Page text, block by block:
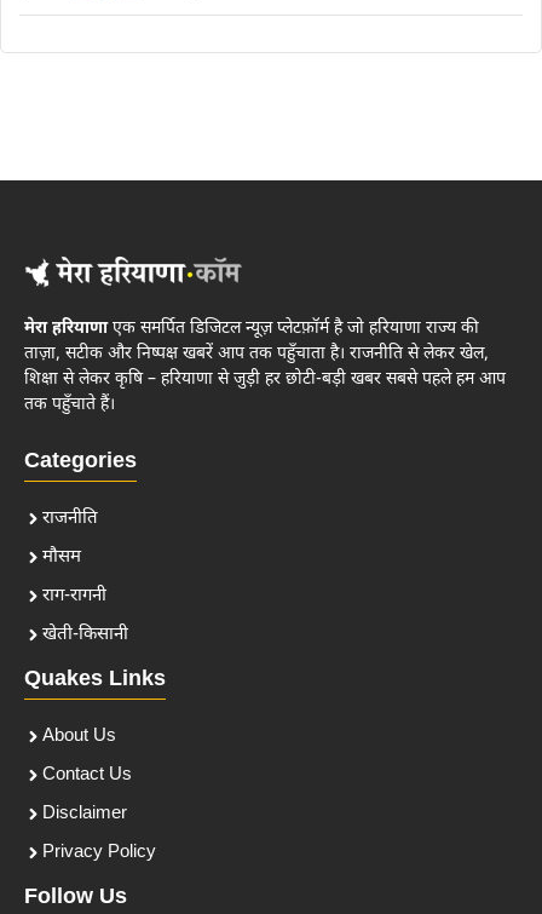
मेरा हरियाणाएक समर्पित डिजिटल न्यूज़ प्लेटफ़ॉर्म है जो हरियाणा राज्य की
ताज़ा, सटीक और निष्पक्ष खबरें आप तक पहुँचाता है। राजनीति से लेकर खेल,
शिक्षा से लेकर कृषि – हरियाणा से जुड़ी हर छोटी-बड़ी खबर सबसे पहले हम आप
तक पहुँचाते हैं।
Categories
राजनीति
मौसम
राग-रागनी
खेती-किसानी
Quakes Links
About Us
Contact Us
Disclaimer
Privacy Policy
Follow Us